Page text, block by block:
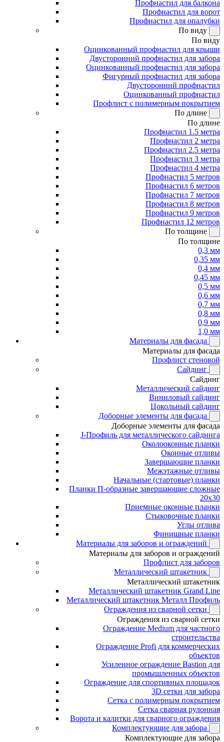
Профнастил для балкона
Профнастил для ворот
Профнастил для опалубки
По виду
По виду
Оцинкованный профнастил для крыши
Двусторонний профнастил для забора
Оцинкованный профнастил для забора
Фигурный профнастил для забора
Двусторонний профнастил
Оцинкованный профнастил
Профлист с полимерным покрытием
По длине
По длине
Профнастил 1.5 метра
Профнастил 2 метра
Профнастил 2.5 метра
Профнастил 3 метра
Профнастил 4 метра
Профнастил 5 метров
Профнастил 6 метров
Профнастил 7 метров
Профнастил 8 метров
Профнастил 9 метров
Профнастил 12 метров
По толщине
По толщине
0,3 мм
0,35 мм
0,4 мм
0,45 мм
0,5 мм
0,6 мм
0,7 мм
0,8 мм
0,9 мм
1,0 мм
Материалы для фасада
Материалы для фасада
Профлист стеновой
Сайдинг
Сайдинг
Металлический сайдинг
Виниловый сайдинг
Цокольный сайдинг
Доборные элементы для фасада
Доборные элементы для фасада
J-Профиль для металлического сайдинга
Околооконные планки
Оконные отливы
Завершающие планки
Межэтажные отливы
Начальные (стартовые) планки
Планки П-образные завершающие сложные
20x30
Приемные оконные планки
Стыковочные планки
Углы отлива
Финишные планки
Материалы для заборов и ограждений
Материалы для заборов и ограждений
Профлист для заборов
Металлический штакетник
Металлический штакетник
Металлический штакетник Grand Line
Металлический штакетник Металл Профиль
Ограждения из сварной сетки
Ограждения из сварной сетки
Ограждение Medium для частного
строительства
Ограждение Profi для коммерческих
объектов
Усиленное ограждение Bastion для
промышленных объектов
Ограждение для спортивных площадок
3D сетки для забора
Сетка с полимерным покрытием
Сетка сварная рулонная
Ворота и калитки для сварного ограждения
Комплектующие для забора
Комплектующие для забора